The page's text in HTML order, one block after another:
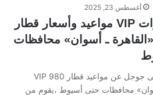
أغسطس 23, 2025
أهم قطارات VIP مواعيد وأسعار قطار
980 VIP «القاهرة ـ أسوان» محافظات
يكثر يبحث على جوجل عن مواعيد قطار 980 VIP
محافظات حتى أسيوط ،يقوم من